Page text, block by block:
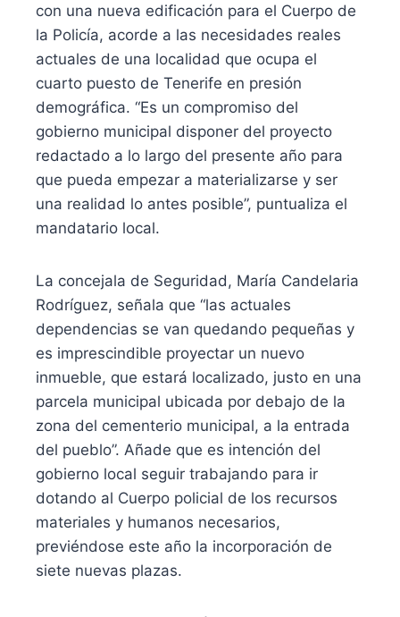
con una nueva edificación para el Cuerpo de
la Policía, acorde a las necesidades reales
actuales de una localidad que ocupa el
cuarto puesto de Tenerife en presión
demográfica. “Es un compromiso del
gobierno municipal disponer del proyecto
redactado a lo largo del presente año para
que pueda empezar a materializarse y ser
una realidad lo antes posible”, puntualiza el
mandatario local.
La concejala de Seguridad, María Candelaria
Rodríguez, señala que “las actuales
dependencias se van quedando pequeñas y
es imprescindible proyectar un nuevo
inmueble, que estará localizado, justo en una
parcela municipal ubicada por debajo de la
zona del cementerio municipal, a la entrada
del pueblo”. Añade que es intención del
gobierno local seguir trabajando para ir
dotando al Cuerpo policial de los recursos
materiales y humanos necesarios,
previéndose este año la incorporación de
siete nuevas plazas.